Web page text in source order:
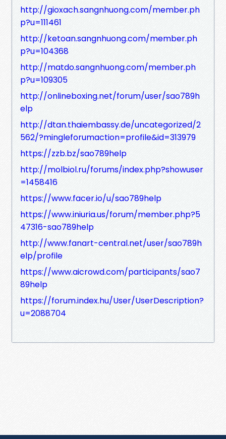
http://gioxach.sangnhuong.com/member.ph
p?u=111461
http://ketoan.sangnhuong.com/member.ph
p?u=104368
http://matdo.sangnhuong.com/member.ph
p?u=109305
http://onlineboxing.net/forum/user/sao789h
elp
http://dtan.thaiembassy.de/uncategorized/2
562/?mingleforumaction=profile&id=313979
https://zzb.bz/sao789help
http://molbiol.ru/forums/index.php?showuser
=1458416
https://www.facer.io/u/sao789help
https://www.iniuria.us/forum/member.php?5
47316-sao789help
http://www.fanart-central.net/user/sao789h
elp/profile
https://www.aicrowd.com/participants/sao7
89help
https://forum.index.hu/User/UserDescription?
u=2088704